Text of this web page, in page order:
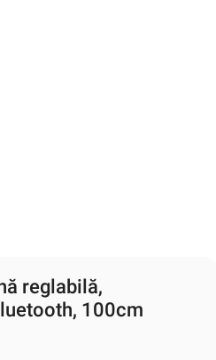
reglabilă,
100cm